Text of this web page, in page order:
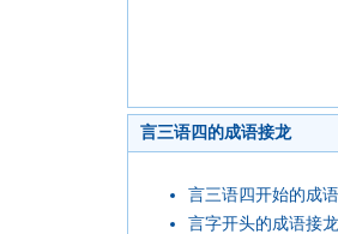
言三语四的成语接龙
言三语四开始的成
言字开头的成语接